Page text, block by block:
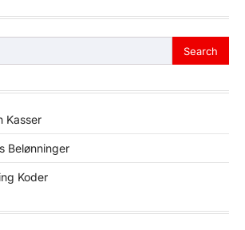
Kasser
Belønninger
Koder